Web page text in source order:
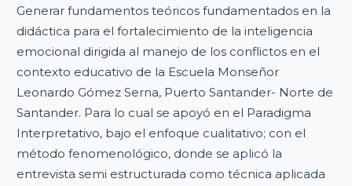
Generar fundamentos teóricos fundamentados en la
didáctica para el fortalecimiento de la inteligencia
emocional dirigida al manejo de los conflictos en el
contexto educativo de la Escuela Monseñor
Leonardo Gómez Serna, Puerto Santander- Norte de
Santander. Para lo cual se apoyó en el Paradigma
Interpretativo, bajo el enfoque cualitativo; con el
método fenomenológico, donde se aplicó la
entrevista semi estructurada como técnica aplicada